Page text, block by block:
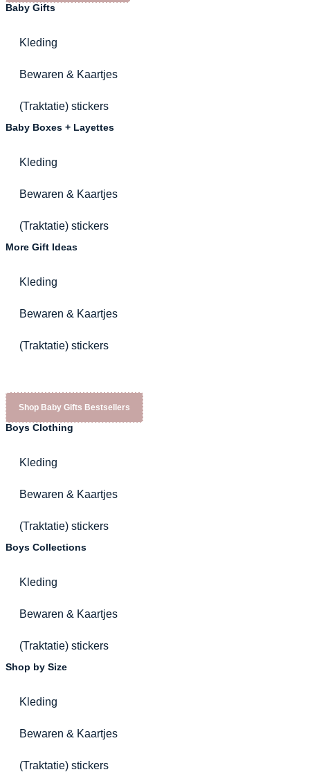
Baby Gifts
Kleding
Bewaren & Kaartjes
(Traktatie) stickers
Baby Boxes + Layettes
Kleding
Bewaren & Kaartjes
(Traktatie) stickers
More Gift Ideas
Kleding
Bewaren & Kaartjes
(Traktatie) stickers
Shop Baby Gifts Bestsellers
Boys Clothing
Kleding
Bewaren & Kaartjes
(Traktatie) stickers
Boys Collections
Kleding
Bewaren & Kaartjes
(Traktatie) stickers
Shop by Size
Kleding
Bewaren & Kaartjes
(Traktatie) stickers